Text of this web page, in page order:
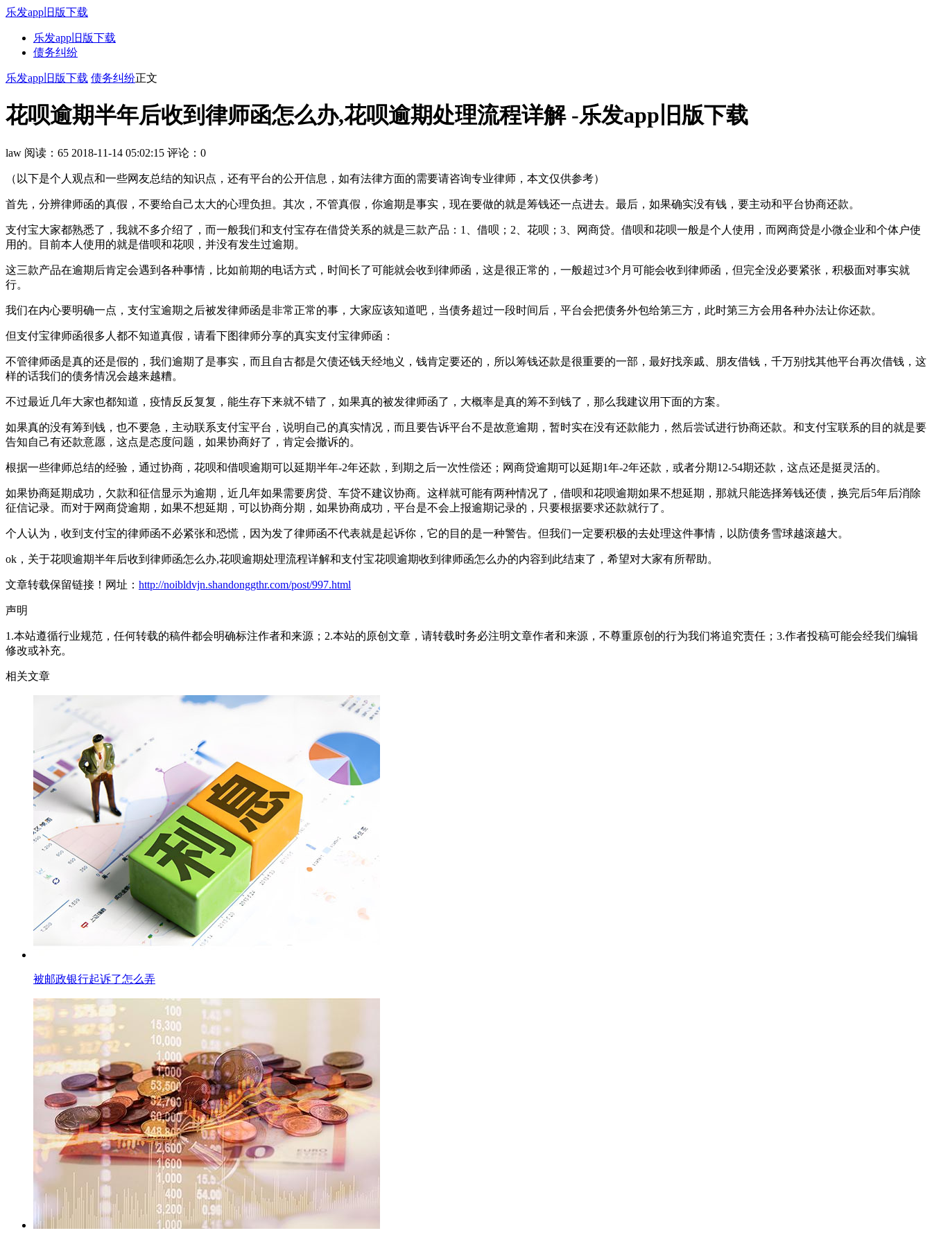
乐发app旧版下载
乐发app旧版下载
债务纠纷
乐发app旧版下载 债务纠纷正文
花呗逾期半年后收到律师函怎么办,花呗逾期处理流程详解 -乐发app旧版下载
law 阅读：65 2018-11-14 05:02:15 评论：0
（以下是个人观点和一些网友总结的知识点，还有平台的公开信息，如有法律方面的需要请咨询专业律师，本文仅供参考）
首先，分辨律师函的真假，不要给自己太大的心理负担。其次，不管真假，你逾期是事实，现在要做的就是筹钱还一点进去。最后，如果确实没有钱，要主动和平台协商还款。
支付宝大家都熟悉了，我就不多介绍了，而一般我们和支付宝存在借贷关系的就是三款产品：1、借呗；2、花呗；3、网商贷。借呗和花呗一般是个人使用，而网商贷是小微企业和个体户使
用的。目前本人使用的就是借呗和花呗，并没有发生过逾期。
这三款产品在逾期后肯定会遇到各种事情，比如前期的电话方式，时间长了可能就会收到律师函，这是很正常的，一般超过3个月可能会收到律师函，但完全没必要紧张，积极面对事实就
行。
我们在内心要明确一点，支付宝逾期之后被发律师函是非常正常的事，大家应该知道吧，当债务超过一段时间后，平台会把债务外包给第三方，此时第三方会用各种办法让你还款。
但支付宝律师函很多人都不知道真假，请看下图律师分享的真实支付宝律师函：
不管律师函是真的还是假的，我们逾期了是事实，而且自古都是欠债还钱天经地义，钱肯定要还的，所以筹钱还款是很重要的一部，最好找亲戚、朋友借钱，千万别找其他平台再次借钱，这
样的话我们的债务情况会越来越糟。
不过最近几年大家也都知道，疫情反反复复，能生存下来就不错了，如果真的被发律师函了，大概率是真的筹不到钱了，那么我建议用下面的方案。
如果真的没有筹到钱，也不要急，主动联系支付宝平台，说明自己的真实情况，而且要告诉平台不是故意逾期，暂时实在没有还款能力，然后尝试进行协商还款。和支付宝联系的目的就是要
告知自己有还款意愿，这点是态度问题，如果协商好了，肯定会撤诉的。
根据一些律师总结的经验，通过协商，花呗和借呗逾期可以延期半年-2年还款，到期之后一次性偿还；网商贷逾期可以延期1年-2年还款，或者分期12-54期还款，这点还是挺灵活的。
如果协商延期成功，欠款和征信显示为逾期，近几年如果需要房贷、车贷不建议协商。这样就可能有两种情况了，借呗和花呗逾期如果不想延期，那就只能选择筹钱还债，换完后5年后消除
征信记录。而对于网商贷逾期，如果不想延期，可以协商分期，如果协商成功，平台是不会上报逾期记录的，只要根据要求还款就行了。
个人认为，收到支付宝的律师函不必紧张和恐慌，因为发了律师函不代表就是起诉你，它的目的是一种警告。但我们一定要积极的去处理这件事情，以防债务雪球越滚越大。
ok，关于花呗逾期半年后收到律师函怎么办,花呗逾期处理流程详解和支付宝花呗逾期收到律师函怎么办的内容到此结束了，希望对大家有所帮助。
文章转载保留链接！网址： http://noibldvjn.shandonggthr.com/post/997.html
声明
1.本站遵循行业规范，任何转载的稿件都会明确标注作者和来源；2.本站的原创文章，请转载时务必注明文章作者和来源，不尊重原创的行为我们将追究责任；3.作者投稿可能会经我们编辑
修改或补充。
相关文章
被邮政银行起诉了怎么弄